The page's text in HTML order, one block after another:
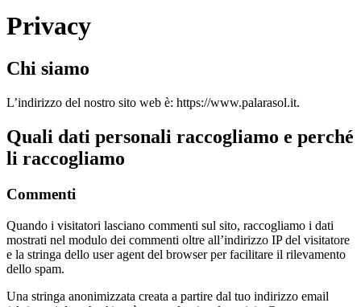
Privacy
Chi siamo
L’indirizzo del nostro sito web è: https://www.palarasol.it.
Quali dati personali raccogliamo e perché
li raccogliamo
Commenti
Quando i visitatori lasciano commenti sul sito, raccogliamo i dati
mostrati nel modulo dei commenti oltre all’indirizzo IP del visitatore
e la stringa dello user agent del browser per facilitare il rilevamento
dello spam.
Una stringa anonimizzata creata a partire dal tuo indirizzo email